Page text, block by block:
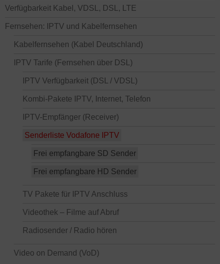
Verfügbarkeit Kabel, VDSL, DSL, LTE
Fernsehen: IPTV und Kabelfernsehen
Kabelfernsehen (Kabel Deutschland)
IPTV Tarife (Fernsehen über DSL)
IPTV Verfügbarkeit (DSL / VDSL)
Kombi-Pakete IPTV, Internet, Telefon
IPTV-Empfänger (Receiver)
Senderliste Vodafone IPTV
Frei empfangbare SD Sender
Frei empfangbare HD Sender
TV Pakete für IPTV Anschluss
Videothek – Filme auf Abruf
Radiosender / Radio hören
Video on Demand (VoD)